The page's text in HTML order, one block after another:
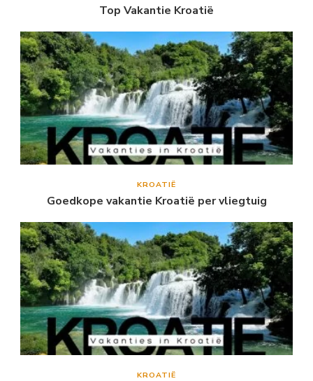
Top Vakantie Kroatië
KROATIË
Goedkope vakantie Kroatië per vliegtuig
KROATIË